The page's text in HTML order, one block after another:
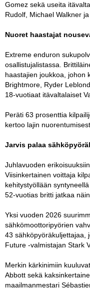
Gomez sekä useita
Rudolf, Michael Walkner
Nuoret haastajat
Extreme enduron
osallistujalistassa.
haastajien joukkoa, johon
Brightmore, Ryder
18-vuotiaat itävaltalaiset
Peräti 63 prosenttia
kertoo lajin
Jarvis palaa
Juhlavuoden
Viisinkertainen voittaja
kehitystyöllään
52-vuotias britti jatkaa
Yksi vuoden 2026
sähkömoottoripyörien
43 sähköpyöräkuljettajaa,
Future -valmistajan Stark
Merkin kärkinimiin
Abbott sekä
maailmanmestari